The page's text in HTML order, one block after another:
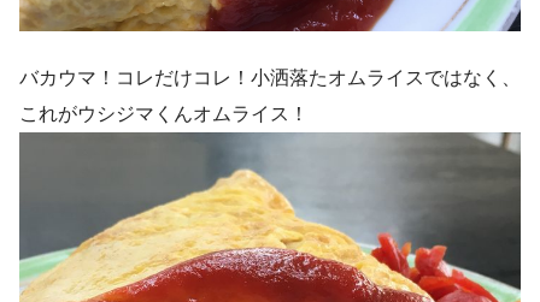
バカウマ！コレだけコレ！小洒落たオムライスではなく、
これがウシジマくんオムライス！